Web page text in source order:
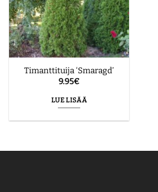
Timanttituija ‘Smaragd’
9.95€
LUE LISÄÄ